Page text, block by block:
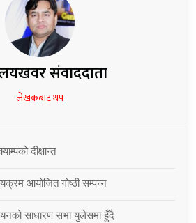
संवाददाता
लेखकबाट थप
दीक्षान्त
आयोजित गोष्ठी सम्पन्न
साधारण सभा युलेसमा हुँदै